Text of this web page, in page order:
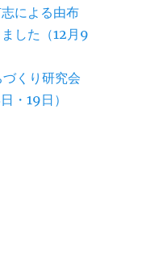
による由布
した（12月9
くり研究会
・19日）